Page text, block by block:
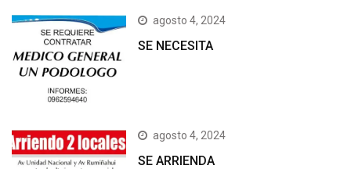
agosto 4, 2024
SE NECESITA
agosto 4, 2024
SE ARRIENDA